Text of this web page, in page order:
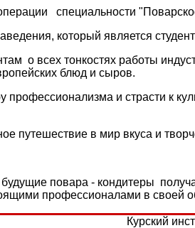
специальности
который является
о всех тонкостях работы
блюд и сыров.
профессионализма и страсти к
путешествие в мир вкуса и
повара - кондитеры
профессионалами в своей
Курский